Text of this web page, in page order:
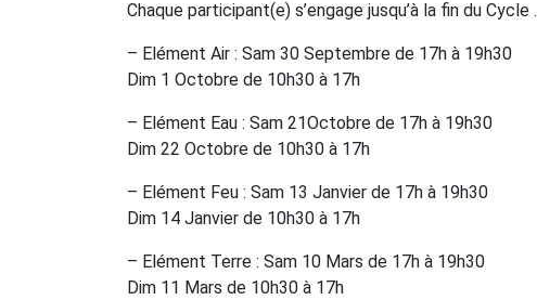
Chaque participant(e) s’engage jusqu’à la fin du Cycle .
– Elément Air : Sam 30 Septembre de 17h à 19h30
Dim 1 Octobre de 10h30 à 17h
– Elément Eau : Sam 21Octobre de 17h à 19h30
Dim 22 Octobre de 10h30 à 17h
– Elément Feu : Sam 13 Janvier de 17h à 19h30
Dim 14 Janvier de 10h30 à 17h
– Elément Terre : Sam 10 Mars de 17h à 19h30
Dim 11 Mars de 10h30 à 17h